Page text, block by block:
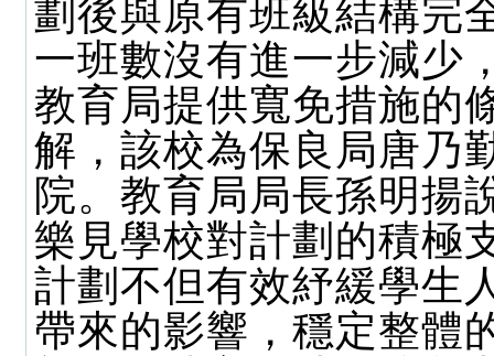
劃後與原有班級結構完
一班數沒有進一步減少
教育局提供寬免措施的
解，該校為保良局唐乃
院。教育局局長孫明揚
樂見學校對計劃的積極
計劃不但有效紓緩學生
帶來的影響，穩定整體